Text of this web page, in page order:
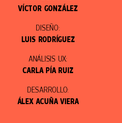
VÍCTOR GONZÁLEZ
DISEÑO:
LUIS RODRÍGUEZ
ANÁLISIS UX:
CARLA PÍA RUIZ
DESARROLLO:
ÁLEX ACUÑA VIERA